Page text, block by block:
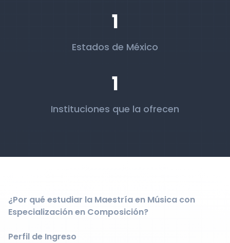
1
Estados de México
1
Instituciones que la ofrecen
¿Por qué estudiar la Maestría en Música con
Especialización en Composición?
Perfil de Ingreso